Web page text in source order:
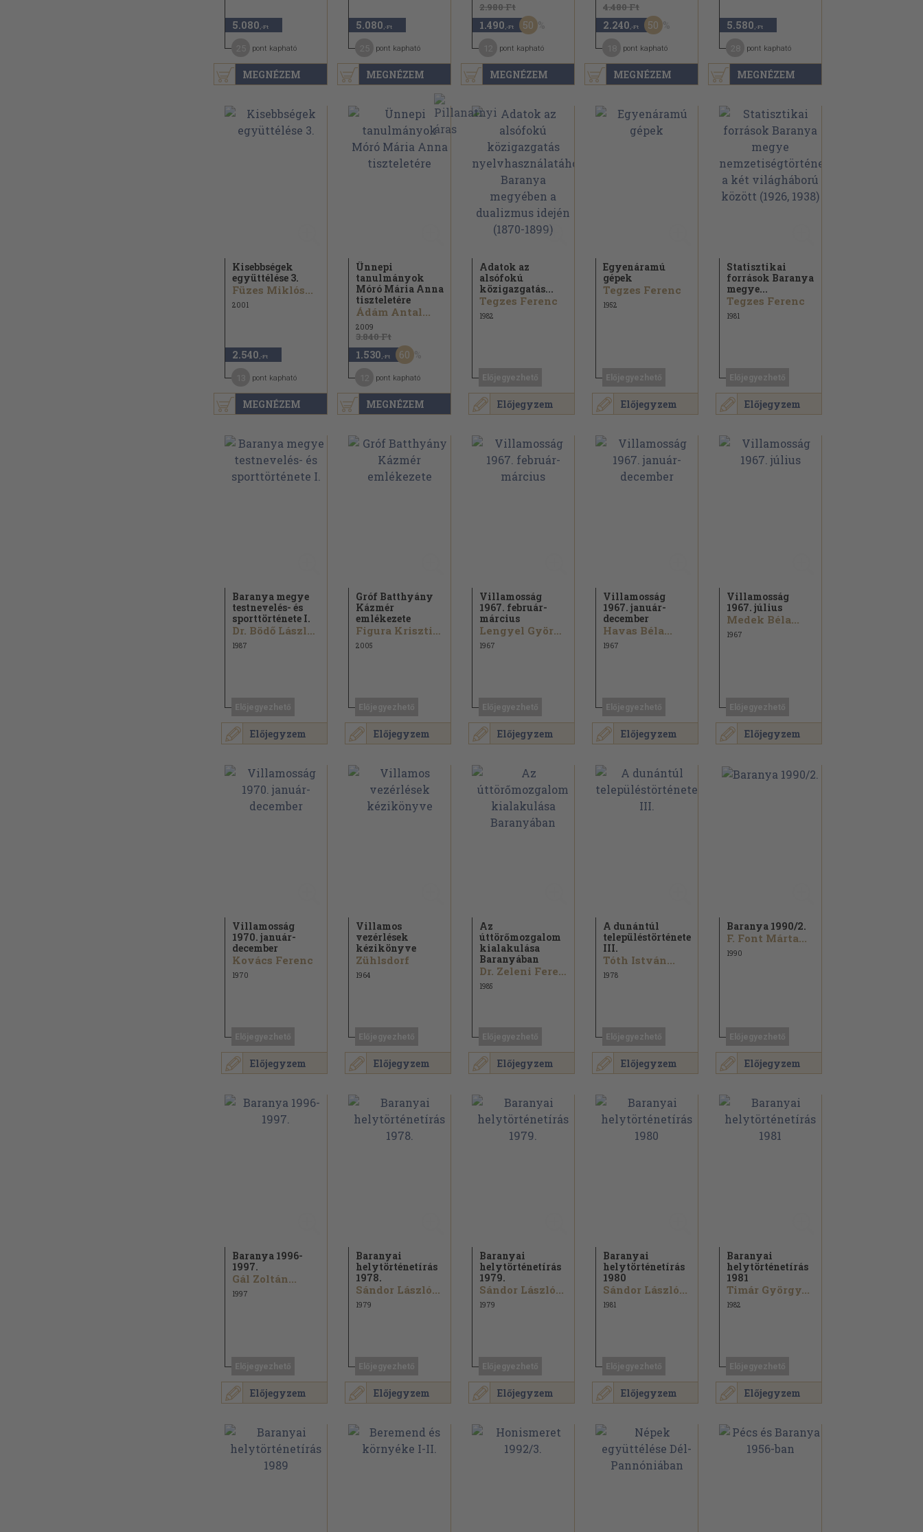
MEGNÉZEM
5.080 ,-Ft
pont kapható
MEGNÉZEM
5.080 ,-Ft
pont kapható
MEGNÉZEM
2.980 Ft
1.490 ,-Ft 50
pont kapható
MEGNÉZEM
4.480 Ft
2.240 ,-Ft 50
pont kapható
MEGNÉZEM
5.580 ,-Ft
pont kapható
MEGNÉZEM
Kisebbségek
együttélése 3.
Füzes Miklós...
2001
2.540 ,-Ft
pont kapható
MEGNÉZEM
Ünnepi
tanulmányok
Móró Mária Anna
tiszteletére
Ádám Antal...
2009
3.840 Ft
1.530 ,-Ft 60
pont kapható
Előjegyzem
Adatok az
alsófokú
közigazgatás...
Tegzes Ferenc
1982
Előjegyzem
Egyenáramú
gépek
Tegzes Ferenc
1952
Előjegyzem
Statisztikai
források Baranya
megye...
Tegzes Ferenc
1981
Előjegyzem
Baranya megye
testnevelés- és
sporttörténete I.
Dr. Bödő László...
1987
Előjegyzem
Gróf Batthyány
Kázmér
emlékezete
Figura Krisztina
2005
Előjegyzem
Villamosság
1967. február-
március
Lengyel György...
1967
Előjegyzem
Villamosság
1967. január-
december
Havas Béla...
1967
Előjegyzem
Villamosság
1967. július
Medek Béla...
1967
Előjegyzem
Villamosság
1970. január-
december
Kovács Ferenc
1970
Előjegyzem
Villamos
vezérlések
kézikönyve
Zühlsdorf
1964
Előjegyzem
Az
úttörőmozgalom
kialakulása
Baranyában
Dr. Zeleni Ferenc
1985
Előjegyzem
A dunántúl
településtörténete
III.
Tóth István...
1978
Előjegyzem
Baranya 1990/2.
F. Font Márta...
1990
Előjegyzem
Baranya 1996-
1997.
Gál Zoltán...
1997
Előjegyzem
Baranyai
helytörténetírás
1978.
Sándor László...
1979
Előjegyzem
Baranyai
helytörténetírás
1979.
Sándor László...
1979
Előjegyzem
Baranyai
helytörténetírás
1980
Sándor László...
1981
Előjegyzem
Baranyai
helytörténetírás
1981
Timár György...
1982